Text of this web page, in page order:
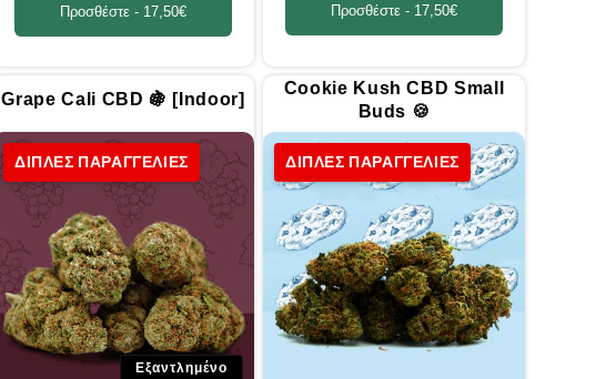
Προσθέστε - 17,50€ Προσθέστε - 17,50€
Grape Cali CBD 🍇 [Indoor]
ΔΙΠΛΕΣ ΠΑΡΑΓΓΕΛΙΕΣ
Εξαντλημένο
Cookie Kush CBD Small
Buds 🍪
ΔΙΠΛΕΣ ΠΑΡΑΓΓΕΛΙΕΣ